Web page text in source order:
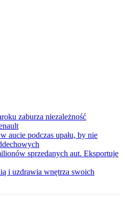
zaburza niezależność
aucie podczas upału, by nie
sprzedanych aut. Eksportuje
i uzdrawia wnętrza swoich